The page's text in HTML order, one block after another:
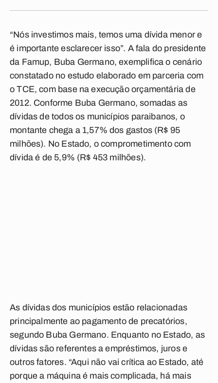
“Nós investimos mais, temos uma dívida menor e
é importante esclarecer isso”. A fala do presidente
da Famup, Buba Germano, exemplifica o cenário
constatado no estudo elaborado em parceria com
o TCE, com base na execução orçamentária de
2012. Conforme Buba Germano, somadas as
dívidas de todos os municípios paraibanos, o
montante chega a 1,57% dos gastos (R$ 95
milhões). No Estado, o comprometimento com
dívida é de 5,9% (R$ 453 milhões).
As dívidas dos municípios estão relacionadas
principalmente ao pagamento de precatórios,
segundo Buba Germano. Enquanto no Estado, as
dívidas são referentes a empréstimos, juros e
outros fatores. “Aqui não vai crítica ao Estado, até
porque a máquina é mais complicada, há mais